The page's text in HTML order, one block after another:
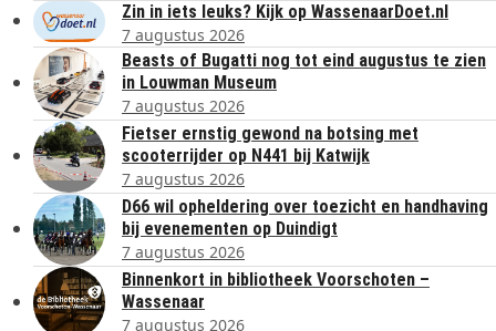
Zin in iets leuks? Kijk op WassenaarDoet.nl
7 augustus 2026
Beasts of Bugatti nog tot eind augustus te zien
in Louwman Museum
7 augustus 2026
Fietser ernstig gewond na botsing met
scooterrijder op N441 bij Katwijk
7 augustus 2026
D66 wil opheldering over toezicht en handhaving
bij evenementen op Duindigt
7 augustus 2026
Binnenkort in bibliotheek Voorschoten –
Wassenaar
7 augustus 2026